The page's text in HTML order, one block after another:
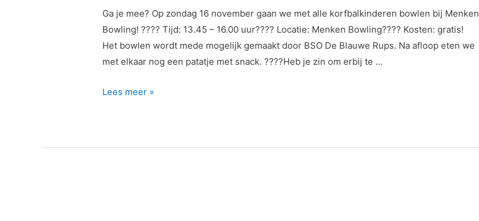
Ga je mee? Op zondag 16 november gaan we met alle korfbalkinderen bowlen bij Menken
Bowling! ???? Tijd: 13.45 – 16.00 uur???? Locatie: Menken Bowling???? Kosten: gratis!
Het bowlen wordt mede mogelijk gemaakt door BSO De Blauwe Rups. Na afloop eten we
met elkaar nog een patatje met snack. ????Heb je zin om erbij te …
Lees meer »